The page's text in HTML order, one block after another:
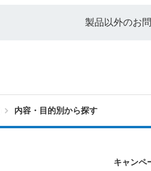
製品以外のお
内容・目的別から探す
キャンペ